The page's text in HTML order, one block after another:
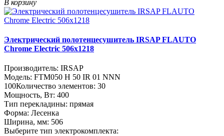
В корзину
Электрический полотенцесушитель IRSAP FLAUTO
Chrome Electric 506х1218
Производитель: IRSAP
Модель: FTM050 H 50 IR 01 NNN
100Количество элементов: 30
Мощность, Вт: 400
Тип перекладины: прямая
Форма: Лесенка
Ширина, мм: 506
Выберите тип электрокомплекта: